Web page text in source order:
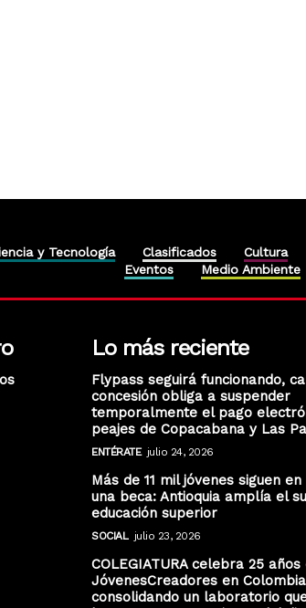
y Tecnología Clasificados Cultura
Eventos
Medio Ambiente
Lo más reciente
Flypass seguirá funcionando,
concesión obliga a suspender
temporalmente el pago
peajes de Copacabana y Las
ENTÉRATE julio 24, 2026
Más de 11 mil jóvenes siguen
una beca: Antioquia amplía el
educación superior
SOCIAL julio 23, 2026
COLEGIATURA celebra 25 años
JóvenesCreadores en
consolidando un laboratorio